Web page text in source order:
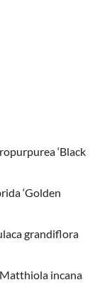
‘Black
‘Golden
grandiflora
incana